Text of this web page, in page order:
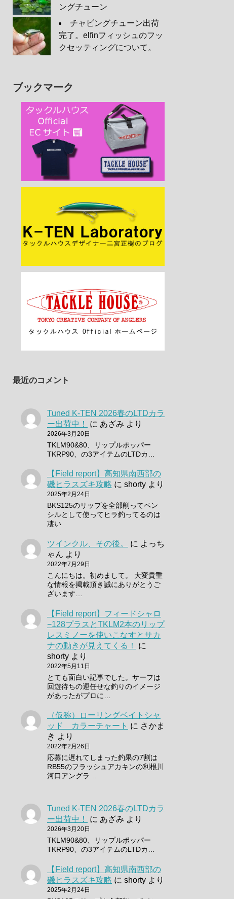
ングチューン
チャビングチューン出荷
完了。elfinフィッシュのフッ
クセッティングについて。
ブックマーク
最近のコメント
Tuned K-TEN 2026春のLTDカラ
ー出荷中！
に あざみ より
2026年3月20日
TKLM90&80、リップルポッパー
TKRP90、の3アイテムのLTDカ…
【Field report】高知県南西部の
磯ヒラスズキ攻略 に shorty より
2025年2月24日
BKS125のリップを全部削ってペン
シルとして使ってヒラ釣ってるのは
凄い
ツインクル、その後。 に よっち
ゃん より
2022年7月29日
こんにちは。初めまして。 大変貴重
な情報を掲載頂き誠にありがとうご
ざいます…
【Field report】フィードシャロ
−128プラスとTKLM2本のリップ
レスミノーを使いこなすとサカ
ナの動きが見えてくる！
に
shorty より
2022年5月11日
とても面白い記事でした。サーフは
回遊待ちの運任せな釣りのイメージ
があったがプロに…
（仮称）ローリングベイトシャ
ッド カラーチャート に さかま
き より
2022年2月26日
応募に遅れてしまった釣果の7割は
RB55のフラッシュアカキンの利根川
河口アングラ…
Tuned K-TEN 2026春のLTDカラ
ー出荷中！
に あざみ より
2026年3月20日
TKLM90&80、リップルポッパー
TKRP90、の3アイテムのLTDカ…
【Field report】高知県南西部の
磯ヒラスズキ攻略 に shorty より
2025年2月24日